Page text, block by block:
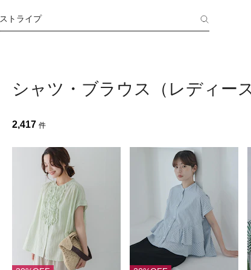
ストライプ
シャツ・ブラウス（レディース
2,417 件